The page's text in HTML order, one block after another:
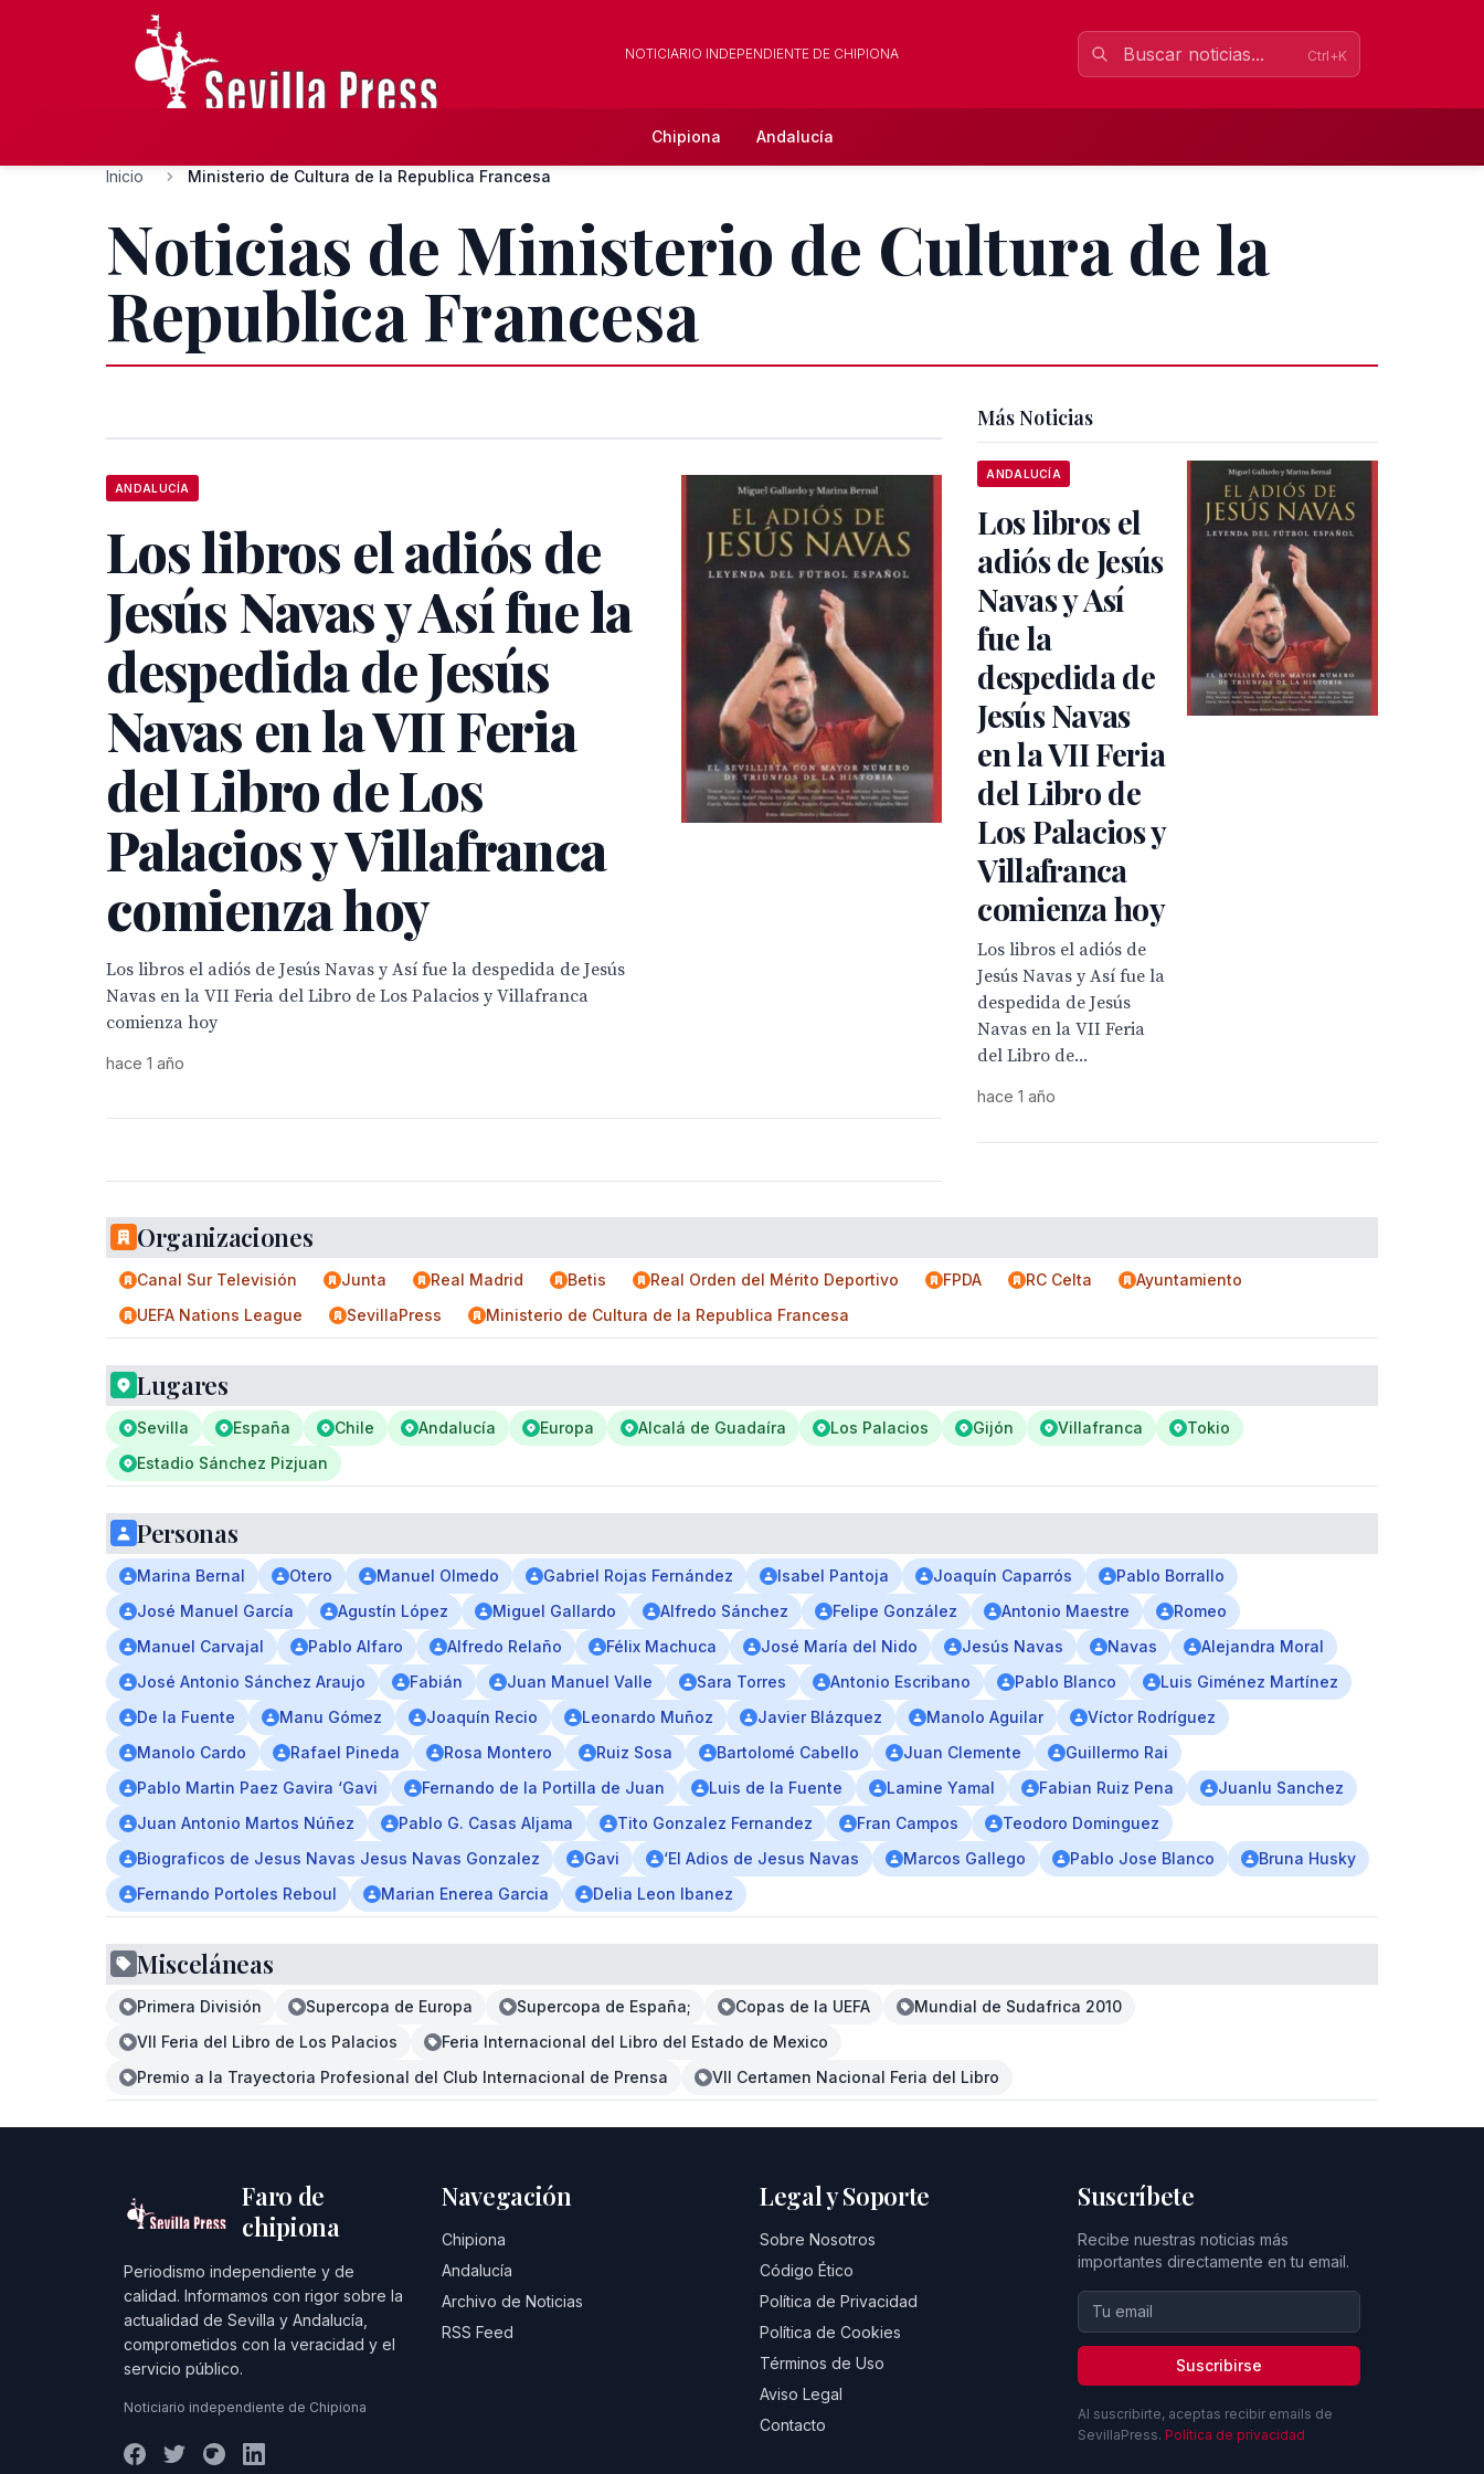
NOTICIARIO INDEPENDIENTE DE CHIPIONA Ctrl+K
Chipiona Andalucía
Inicio Ministerio de Cultura de la Republica Francesa
Noticias de Ministerio de Cultura de la
Republica Francesa
ANDALUCÍA
Los libros el adiós de
Jesús Navas y Así fue la
despedida de Jesús
Navas en la VII Feria
del Libro de Los
Palacios y Villafranca
comienza hoy
Los libros el adiós de Jesús Navas y Así fue la despedida de Jesús
Navas en la VII Feria del Libro de Los Palacios y Villafranca
comienza hoy
hace 1 año
Más Noticias
ANDALUCÍA
Los libros el
adiós de Jesús
Navas y Así
fue la
despedida de
Jesús Navas
en la VII Feria
del Libro de
Los Palacios y
Villafranca
comienza hoy
Los libros el adiós de
Jesús Navas y Así fue la
despedida de Jesús
Navas en la VII Feria
del Libro de...
hace 1 año
Organizaciones
Canal Sur Televisión Junta Real Madrid Betis Real Orden del Mérito Deportivo FPDA RC Celta
Ayuntamiento
UEFA Nations League
SevillaPress Ministerio de Cultura de la Republica Francesa
Lugares
Sevilla España Chile Andalucía Europa Alcalá de Guadaíra Los Palacios Gijón Villafranca
Tokio
Estadio Sánchez Pizjuan
Personas
Marina Bernal Otero Manuel Olmedo Gabriel Rojas Fernández Isabel Pantoja Joaquín Caparrós
Pablo Borrallo
José Manuel García
Agustín López Miguel Gallardo Alfredo Sánchez Felipe González Antonio Maestre
Romeo
Manuel Carvajal
Pablo Alfaro Alfredo Relaño Félix Machuca José María del Nido Jesús Navas Navas
Alejandra Moral
José Antonio Sánchez Araujo
Fabián Juan Manuel Valle Sara Torres Antonio Escribano Pablo Blanco
Luis Giménez Martínez
De la Fuente
Manu Gómez Joaquín Recio Leonardo Muñoz Javier Blázquez Manolo Aguilar
Víctor Rodríguez
Manolo Cardo
Rafael Pineda Rosa Montero Ruiz Sosa Bartolomé Cabello Juan Clemente
Guillermo Rai
Pablo Martin Paez Gavira ‘Gavi
Fernando de la Portilla de Juan Luis de la Fuente Lamine Yamal Fabian Ruiz Pena
Juanlu Sanchez
Juan Antonio Martos Núñez
Pablo G. Casas Aljama Tito Gonzalez Fernandez Fran Campos
Teodoro Dominguez
Biograficos de Jesus Navas Jesus Navas Gonzalez
Gavi ‘El Adios de Jesus Navas Marcos Gallego Pablo Jose Blanco
Bruna Husky
Fernando Portoles Reboul
Marian Enerea Garcia Delia Leon Ibanez
Misceláneas
Primera División Supercopa de Europa Supercopa de España; Copas de la UEFA
Mundial de Sudafrica 2010
VII Feria del Libro de Los Palacios
Feria Internacional del Libro del Estado de Mexico
Premio a la Trayectoria Profesional del Club Internacional de Prensa
VII Certamen Nacional Feria del Libro
Faro de
chipiona
Periodismo independiente y de
calidad. Informamos con rigor sobre la
actualidad de Sevilla y Andalucía,
comprometidos con la veracidad y el
servicio público.
Noticiario independiente de Chipiona
Navegación
Chipiona
Andalucía
Archivo de Noticias
RSS Feed
Legal y Soporte
Sobre Nosotros
Código Ético
Política de Privacidad
Política de Cookies
Términos de Uso
Aviso Legal
Contacto
Suscríbete
Recibe nuestras noticias más
importantes directamente en tu email.
Suscribirse
Al suscribirte, aceptas recibir emails de
SevillaPress. Política de privacidad